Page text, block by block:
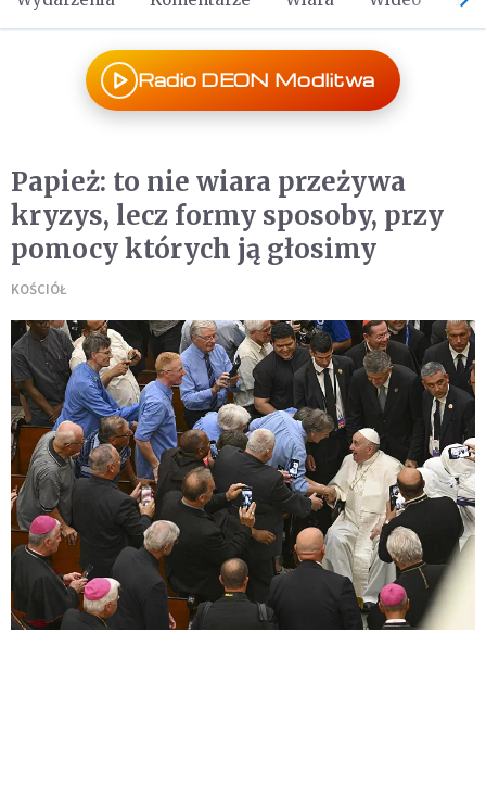
Radio DEON Modlitwa
Papież: to nie wiara przeżywa
kryzys, lecz formy sposoby, przy
pomocy których ją głosimy
KOŚCIÓŁ